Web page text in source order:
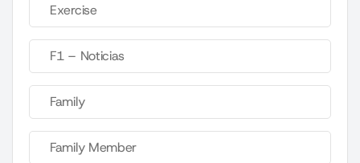
Exercise
F1 – Noticias
Family
Family Member